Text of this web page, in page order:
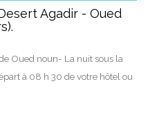
Agadir - Oued
Oued noun- La nuit sous la
à 08 h 30 de votre hôtel ou